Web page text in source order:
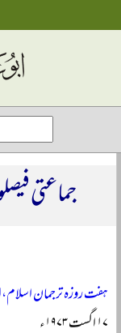
جماعتی
ہفت روزہ ترجمان اسلام،
۱۷ اگست ۱۹۷۳ء